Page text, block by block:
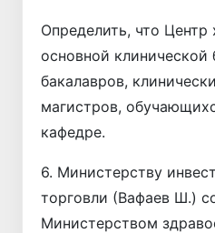
Определить, что Центр
основной клинической
бакалавров,
магистров,
кафедре.
6. Министерству
торговли (Вафаев Ш.)
Министерством